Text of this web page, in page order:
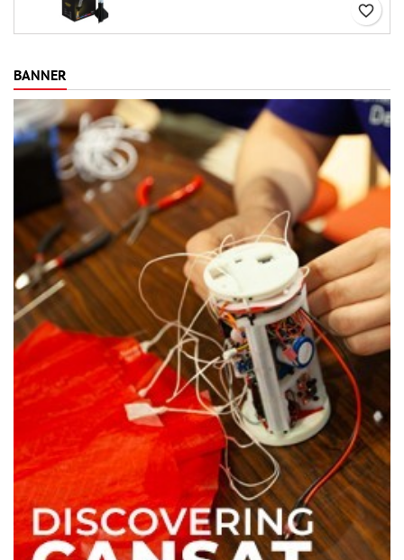
recuperaciones suaves y una experiencia
de construcción tan refinada como los
favorite_border
BANNER